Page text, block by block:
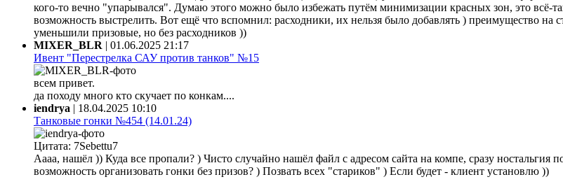
кого-то вечно "упарывался". Думаю этого можно было избежать путём минимизации красных зон, это
возможность выстрелить. Вот ещё что вспомнил: расходники, их нельзя было добавлять ) преимущество
уменьшили призовые, но без расходников ))
MIXER_BLR | 01.06.2025 21:17
Ивент "Перестрелка САУ против танков" №15
всем привет.
да походу много кто скучает по конкам....
iendrya | 18.04.2025 10:10
Танковые гонки №454 (14.01.24)
Цитата: 7Sebettu7
Аааа, нашёл )) Куда все пропали? ) Чисто случайно нашёл файл с адресом сайта на компе, сразу ностальгия
возможность организовать гонки без призов? ) Позвать всех "стариков" ) Если будет - клиент установлю ))